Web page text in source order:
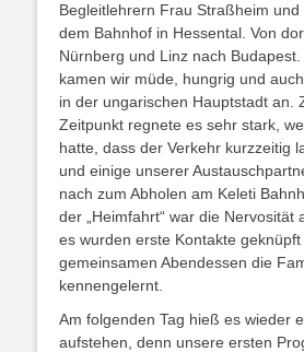
Begleitlehrern Frau Straßheim
dem Bahnhof in Hessental. Von
Nürnberg und Linz nach
kamen wir müde, hungrig und
in der ungarischen Hauptstadt an.
Zeitpunkt regnete es sehr stark,
hatte, dass der Verkehr kurzzeitig
und einige unserer
nach zum Abholen am Keleti
der „Heimfahrt“ war die Nervosität
es wurden erste Kontakte geknüpft
gemeinsamen Abendessen die
kennengelernt.
Am folgenden Tag hieß es wieder
aufstehen, denn unsere ersten